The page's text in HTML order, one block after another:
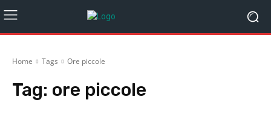
Home Tags Ore piccole
Tag: ore piccole